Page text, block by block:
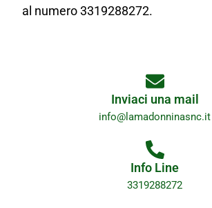
al numero 3319288272.
Inviaci una mail
info@lamadonninasnc.it
Info Line
3319288272